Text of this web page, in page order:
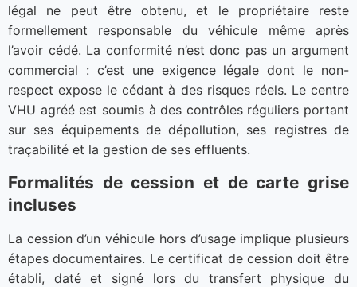
légal ne peut être obtenu, et le propriétaire reste
formellement responsable du véhicule même après
l’avoir cédé. La conformité n’est donc pas un argument
commercial : c’est une exigence légale dont le non-
respect expose le cédant à des risques réels. Le centre
VHU agréé est soumis à des contrôles réguliers portant
sur ses équipements de dépollution, ses registres de
traçabilité et la gestion de ses effluents.
Formalités de cession et de carte grise
incluses
La cession d’un véhicule hors d’usage implique plusieurs
étapes documentaires. Le certificat de cession doit être
établi, daté et signé lors du transfert physique du